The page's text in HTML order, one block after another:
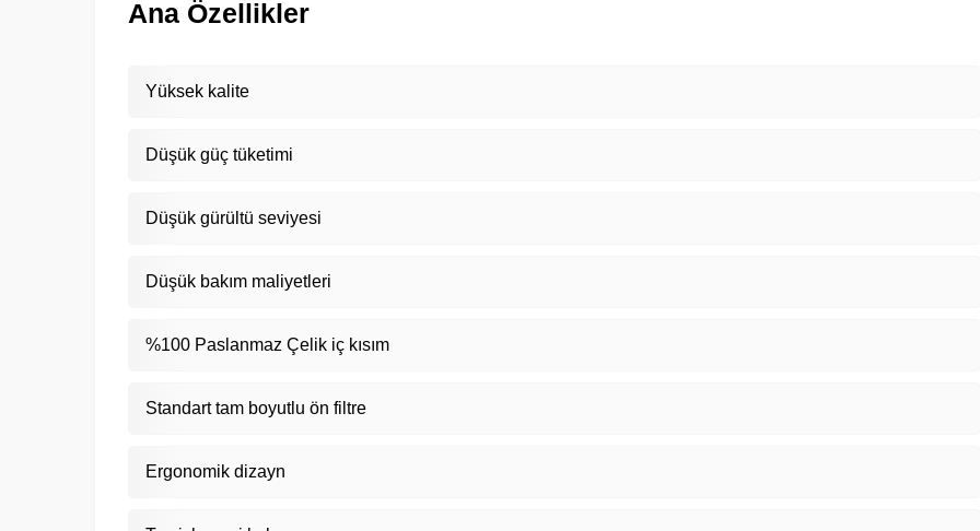
Ana Özellikler
Yüksek kalite
Düşük güç tüketimi
Düşük gürültü seviyesi
Düşük bakım maliyetleri
%100 Paslanmaz Çelik iç kısım
Standart tam boyutlu ön filtre
Ergonomik dizayn